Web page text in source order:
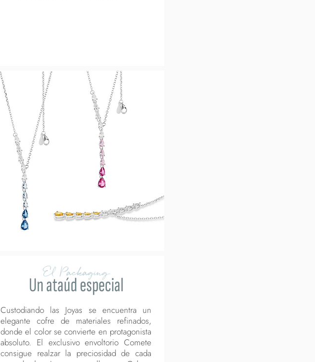
El Packaging
Un ataúd especial
Custodiando las Joyas se encuentra un
elegante cofre de materiales refinados,
donde el color se convierte en protagonista
absoluto. El exclusivo envoltorio Comete
consigue realzar la preciosidad de cada